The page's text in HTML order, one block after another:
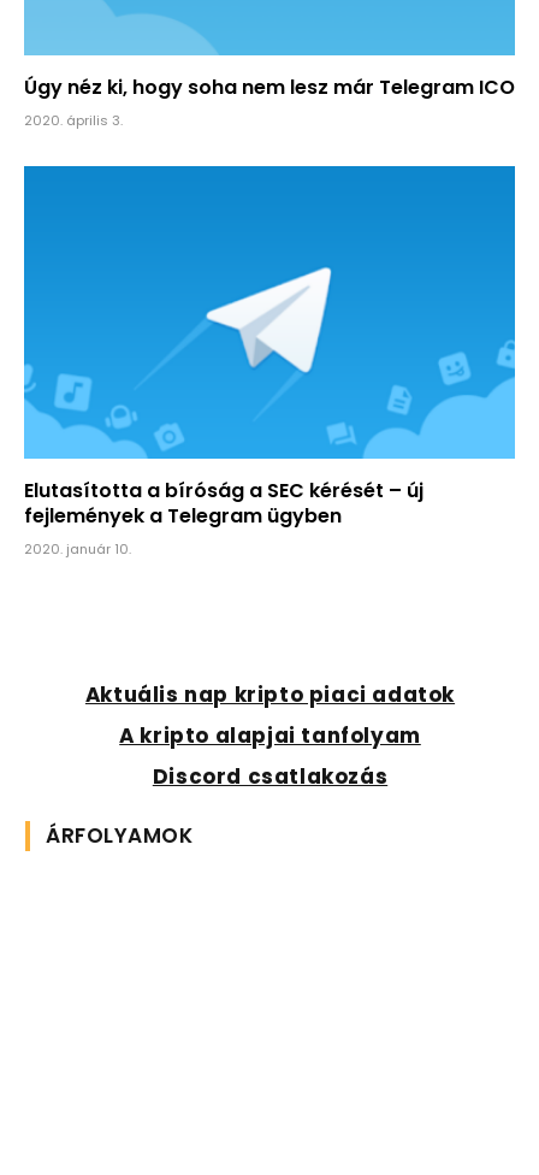
Úgy néz ki, hogy soha nem lesz már Telegram ICO
2020. április 3.
Elutasította a bíróság a SEC kérését – új
fejlemények a Telegram ügyben
2020. január 10.
Aktuális nap kripto piaci adatok
A kripto alapjai tanfolyam
Discord csatlakozás
ÁRFOLYAMOK